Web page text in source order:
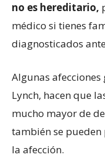
no es hereditario,
médico si tienes
diagnosticados
Algunas
Lynch, hacen que
mucho mayor de
también se pueden
la afección.